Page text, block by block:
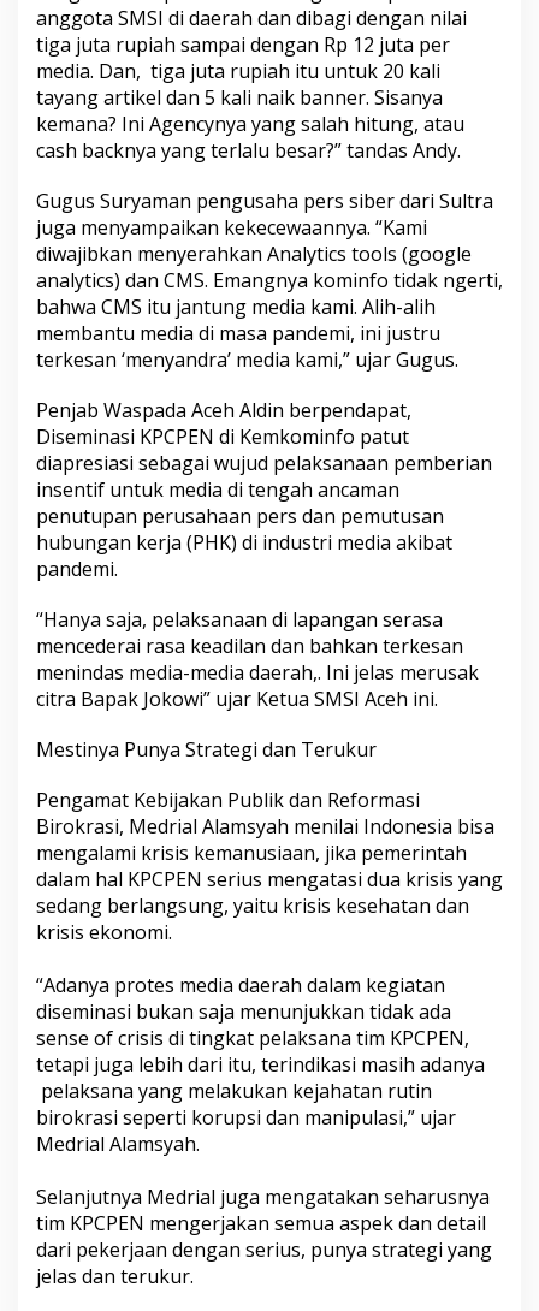
anggota SMSI di daerah dan dibagi dengan nilai
tiga juta rupiah sampai dengan Rp 12 juta per
media. Dan, tiga juta rupiah itu untuk 20 kali
tayang artikel dan 5 kali naik banner. Sisanya
kemana? Ini Agencynya yang salah hitung, atau
cash backnya yang terlalu besar?” tandas Andy.
Gugus Suryaman pengusaha pers siber dari Sultra
juga menyampaikan kekecewaannya. “Kami
diwajibkan menyerahkan Analytics tools (google
analytics) dan CMS. Emangnya kominfo tidak ngerti,
bahwa CMS itu jantung media kami. Alih-alih
membantu media di masa pandemi, ini justru
terkesan ‘menyandra’ media kami,” ujar Gugus.
Penjab Waspada Aceh Aldin berpendapat,
Diseminasi KPCPEN di Kemkominfo patut
diapresiasi sebagai wujud pelaksanaan pemberian
insentif untuk media di tengah ancaman
penutupan perusahaan pers dan pemutusan
hubungan kerja (PHK) di industri media akibat
pandemi.
“Hanya saja, pelaksanaan di lapangan serasa
mencederai rasa keadilan dan bahkan terkesan
menindas media-media daerah,. Ini jelas merusak
citra Bapak Jokowi” ujar Ketua SMSI Aceh ini.
Mestinya Punya Strategi dan Terukur
Pengamat Kebijakan Publik dan Reformasi
Birokrasi, Medrial Alamsyah menilai Indonesia bisa
mengalami krisis kemanusiaan, jika pemerintah
dalam hal KPCPEN serius mengatasi dua krisis yang
sedang berlangsung, yaitu krisis kesehatan dan
krisis ekonomi.
“Adanya protes media daerah dalam kegiatan
diseminasi bukan saja menunjukkan tidak ada
sense of crisis di tingkat pelaksana tim KPCPEN,
tetapi juga lebih dari itu, terindikasi masih adanya
pelaksana yang melakukan kejahatan rutin
birokrasi seperti korupsi dan manipulasi,” ujar
Medrial Alamsyah.
Selanjutnya Medrial juga mengatakan seharusnya
tim KPCPEN mengerjakan semua aspek dan detail
dari pekerjaan dengan serius, punya strategi yang
jelas dan terukur.